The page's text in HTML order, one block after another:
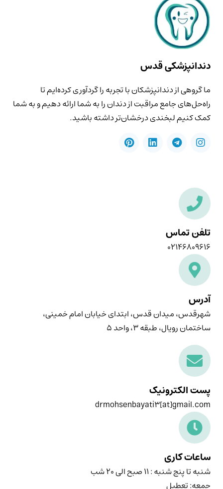
دندانپزشکی قدس
ما گروهی از دندانپزشکان با تجربه را گردآوری کرده‌ایم تا
راه‌حل‌های جامع مراقبت از دندان را به شما ارائه دهیم و به شما
کمک کنیم لبخندی درخشان‌تر داشته باشید.
تلفن تماس
۰۲۱۴۶۸۰۹۶۱۶
آدرس
شهرقدس، میدان قدس، ابتدای خیابان امام خمینی،
ساختمان رویال، طبقه ۳، واحد ۵
پست الکترونیک
drmohsenbayati3[at]gmail.com
ساعات کاری
شنبه تا پنج شنبه : ۱۱ صبح الی ۲۰ شب
جمعه: تعطیل